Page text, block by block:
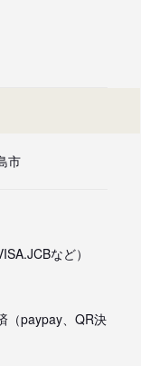
市
など）
（paypay、QR決